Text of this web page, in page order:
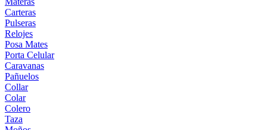
Carteras
Pulseras
Relojes
Posa Mates
Porta Celular
Caravanas
Pañuelos
Collar
Colar
Colero
Taza